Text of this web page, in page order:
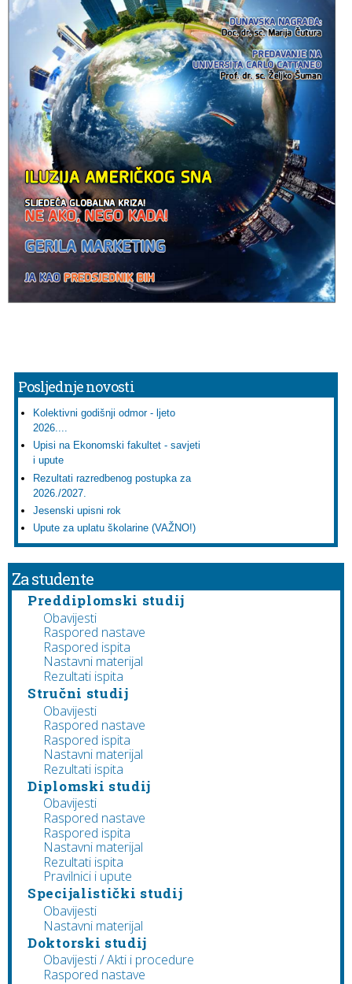
Posljednje novosti
Kolektivni godišnji odmor - ljeto
2026....
Upisi na Ekonomski fakultet - savjeti
i upute
Rezultati razredbenog postupka za
2026./2027.
Jesenski upisni rok
Upute za uplatu školarine (VAŽNO!)
Za studente
Preddiplomski studij
Obavijesti
Raspored nastave
Raspored ispita
Nastavni materijal
Rezultati ispita
Stručni studij
Obavijesti
Raspored nastave
Raspored ispita
Nastavni materijal
Rezultati ispita
Diplomski studij
Obavijesti
Raspored nastave
Raspored ispita
Nastavni materijal
Rezultati ispita
Pravilnici i upute
Specijalistički studij
Obavijesti
Nastavni materijal
Doktorski studij
Obavijesti / Akti i procedure
Raspored nastave